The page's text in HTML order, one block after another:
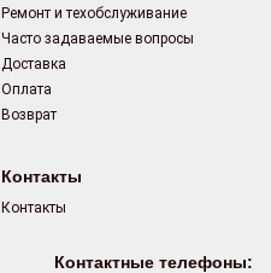
Ремонт и техобслуживание
Часто задаваемые вопросы
Доставка
Оплата
Возврат
Контакты
Контакты
Контактные телефоны: